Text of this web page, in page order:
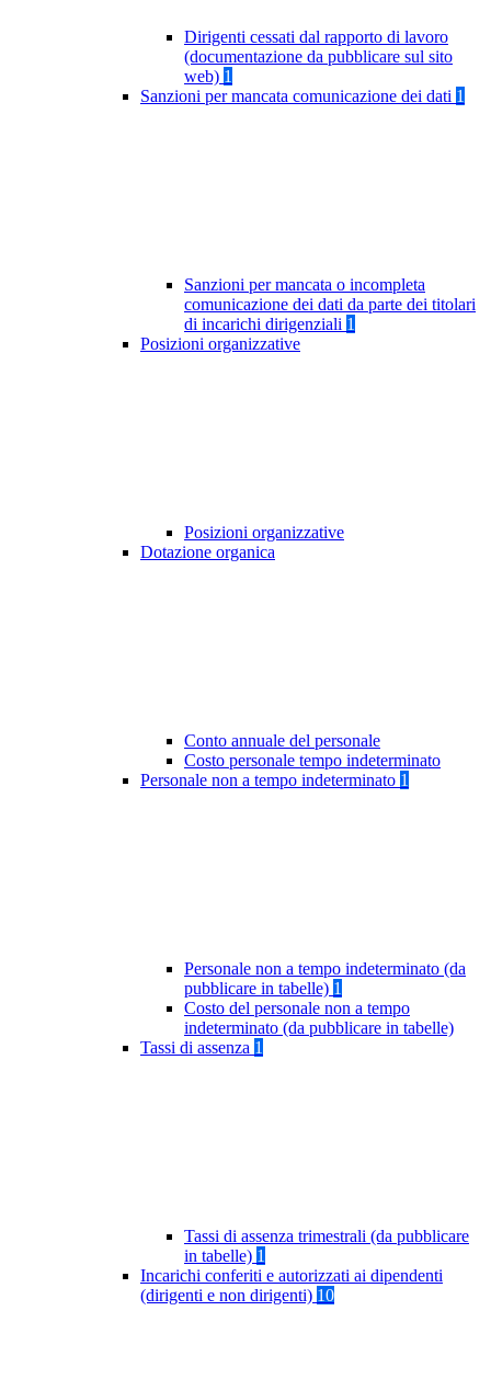
Dirigenti cessati dal rapporto di lavoro
(documentazione da pubblicare sul sito
web) 1
Sanzioni per mancata comunicazione dei dati 1
Sanzioni per mancata o incompleta
comunicazione dei dati da parte dei titolari
di incarichi dirigenziali 1
Posizioni organizzative
Posizioni organizzative
Dotazione organica
Conto annuale del personale
Costo personale tempo indeterminato
Personale non a tempo indeterminato 1
Personale non a tempo indeterminato (da
pubblicare in tabelle) 1
Costo del personale non a tempo
indeterminato (da pubblicare in tabelle)
Tassi di assenza 1
Tassi di assenza trimestrali (da pubblicare
in tabelle) 1
Incarichi conferiti e autorizzati ai dipendenti
(dirigenti e non dirigenti) 10